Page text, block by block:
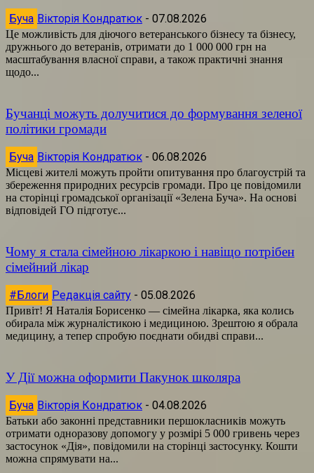
Буча Вікторія Кондратюк - 07.08.2026
Це можливість для діючого ветеранського бізнесу та бізнесу,
дружнього до ветеранів, отримати до 1 000 000 грн на
масштабування власної справи, а також практичні знання
щодо...
Бучанці можуть долучитися до формування зеленої
політики громади
Буча Вікторія Кондратюк - 06.08.2026
Місцеві жителі можуть пройти опитування про благоустрій та
збереження природних ресурсів громади. Про це повідомили
на сторінці громадської організації «Зелена Буча». На основі
відповідей ГО підготує...
Чому я стала сімейною лікаркою і навіщо потрібен
сімейний лікар
#Блоги Редакція сайту - 05.08.2026
Привіт! Я Наталія Борисенко — сімейна лікарка, яка колись
обирала між журналістикою і медициною. Зрештою я обрала
медицину, а тепер спробую поєднати обидві справи...
У Дії можна оформити Пакунок школяра
Буча Вікторія Кондратюк - 04.08.2026
Батьки або законні представники першокласників можуть
отримати одноразову допомогу у розмірі 5 000 гривень через
застосунок «Дія», повідомили на сторінці застосунку. Кошти
можна спрямувати на...